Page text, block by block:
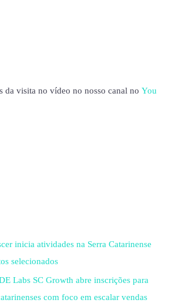
da visita no vídeo no nosso canal no You
inicia atividades na Serra Catarinense
selecionados
Labs SC Growth abre inscrições para
com foco em escalar vendas